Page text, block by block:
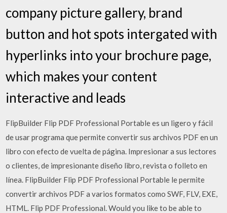
company picture gallery, brand
button and hot spots intergated with
hyperlinks into your brochure page,
which makes your content
interactive and leads
FlipBuilder Flip PDF Professional Portable es un ligero y fácil
de usar programa que permite convertir sus archivos PDF en un
libro con efecto de vuelta de página. Impresionar a sus lectores
o clientes, de impresionante diseño libro, revista o folleto en
línea. FlipBuilder Flip PDF Professional Portable le permite
convertir archivos PDF a varios formatos como SWF, FLV, EXE,
HTML. Flip PDF Professional. Would you like to be able to